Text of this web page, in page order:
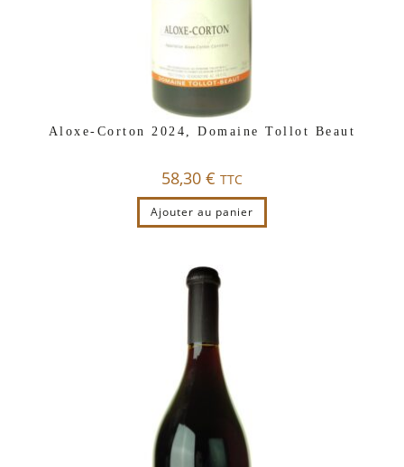
Aloxe-Corton 2024, Domaine Tollot Beaut
58,30 € TTC
Ajouter au panier